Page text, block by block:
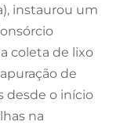
instaurou um
coleta de lixo
de
desde o início
na